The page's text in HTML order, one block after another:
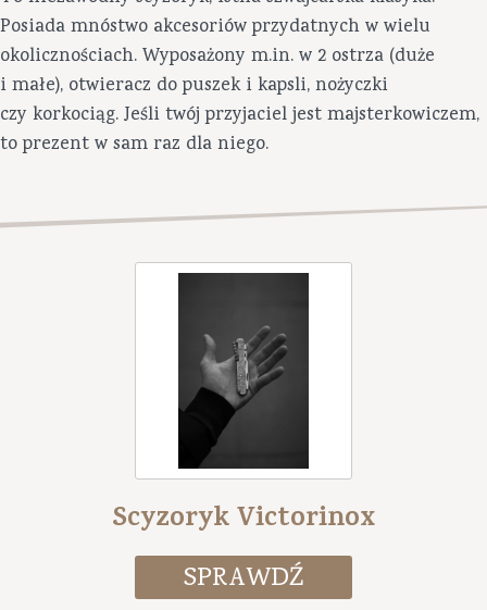
Posiada mnóstwo akcesoriów przydatnych w wielu
okolicznościach. Wyposażony m.in. w 2 ostrza (duże
i małe), otwieracz do puszek i kapsli, nożyczki
czy korkociąg. Jeśli twój przyjaciel jest majsterkowiczem,
to prezent w sam raz dla niego.
Scyzoryk Victorinox